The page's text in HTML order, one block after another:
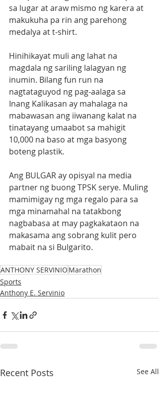
sa lugar at araw mismo ng karera at
makukuha pa rin ang parehong
medalya at t-shirt.
Hinihikayat muli ang lahat na
magdala ng sariling lalagyan ng
inumin. Bilang fun run na
nagtataguyod ng pag-aalaga sa
Inang Kalikasan ay mahalaga na
mabawasan ang iiwanang kalat na
tinatayang umaabot sa mahigit
10,000 na baso at mga basyong
boteng plastik.
Ang BULGAR ay opisyal na media
partner ng buong TPSK serye. Muling
mamimigay ng mga regalo para sa
mga minamahal na tatakbong
nagbabasa at may pagkakataon na
makasama ang sobrang kulit pero
mabait na si Bulgarito.
ANTHONY SERVINIO Marathon
Sports
Anthony E. Servinio
Recent Posts See All